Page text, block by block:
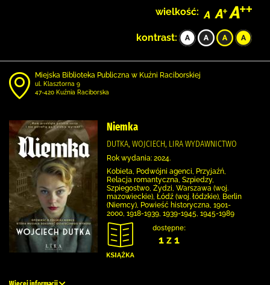
wielkość:
kontrast:
Miejska Biblioteka Publiczna w Kuźni Raciborskiej
ul. Klasztorna 9
47-420 Kuźnia Raciborska
Niemka
DUTKA, WOJCIECH, LIRA WYDAWNICTWO
Rok wydania: 2024.
Kobieta, Podwójni agenci, Przyjaźń,
Relacja romantyczna, Szpiedzy,
Szpiegostwo, Żydzi, Warszawa (woj.
mazowieckie), Łódź (woj. łódzkie), Berlin
(Niemcy), Powieść historyczna, 1901-
2000, 1918-1939, 1939-1945, 1945-1989
dostępne:
1 z 1